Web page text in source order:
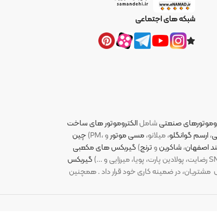
اجتماعی
شاملالکتروموتور های ساخت
چین
، میلانو،مسی موتور
وترنج)گیربکس های مکعبی
پارت، پویا، میرزایی و ...)گیربکس
ضمینه کاری خود قرار داد . همچنین